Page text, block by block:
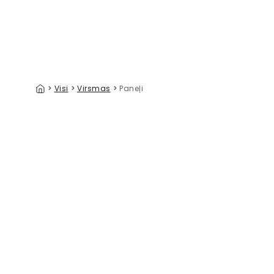
> Visi > Virsmas > Paneļi